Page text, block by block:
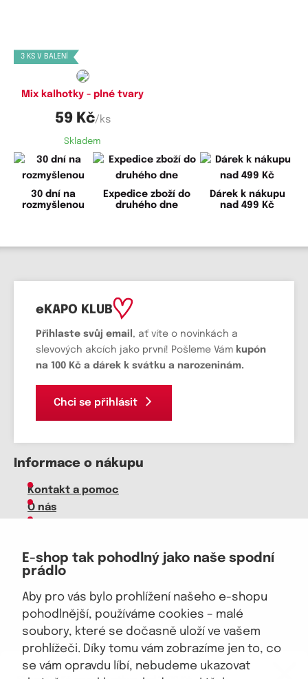
E-shop tak pohodlný jako naše spodní
prádlo
Aby pro vás bylo prohlížení našeho e-shopu
pohodlnější, používáme cookies – malé
soubory, které se dočasně uloží ve vašem
prohlížeči. Díky tomu vám zobrazíme jen to, co
se vám opravdu líbí, nebudeme ukazovat
3 KS V BALENÍ
Mix kalhotky - plné tvary
59 Kč/ks
Skladem
30 dní na
rozmyšlenou
Expedice zboží do
druhého dne
Dárek k nákupu
nad 499 Kč
eKAPO KLUB
Přihlaste svůj email , ať víte o novinkách a
slevových akcích jako první! Pošleme Vám kupón
na 100 Kč a dárek k svátku a narozeninám.
Chci se přihlásit
Informace o nákupu
Kontakt a pomoc
O nás
Velkoobchod
Vrácení zboží, reklamace
Obchodní podmínky
Průvodce spokojené ženy
Staňte se naším fanouškem
eKAPO KLUB